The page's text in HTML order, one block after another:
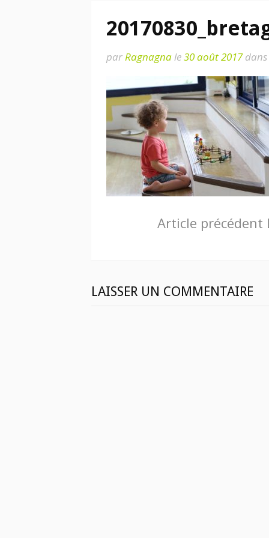
parRagnagnale30 août 2017dans
Article précédent
LAISSER UN COMMENTAIRE